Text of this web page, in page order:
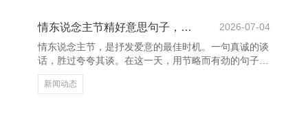
情东说念主节精好意思句子，传递爱意与随便
2026-07-04
情东说念主节，是抒发爱意的最佳时机。一句真诚的谈
话，胜过夸夸其谈。在这一天，用节略而有劲的句子，
传递深情，让对方感受到你的悉心与爱意。 “你是我性
射中的光，照亮我每一个边缘。”这句浮浅的话，说念
新闻动态